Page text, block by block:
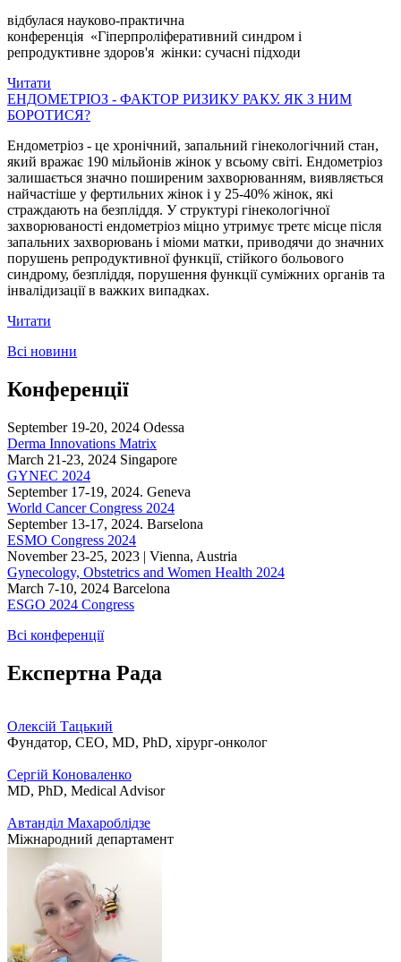
відбулася науково-практична
конференція «Гіперпроліферативний синдром і
репродуктивне здоров'я жінки: сучасні підходи
Читати
ЕНДОМЕТРІОЗ - ФАКТОР РИЗИКУ РАКУ. ЯК З НИМ
БОРОТИСЯ?
Ендометріоз - це хронічний, запальний гінекологічний стан,
який вражає 190 мільйонів жінок у всьому світі. Ендометріоз
залишається значно поширеним захворюванням, виявляється
найчастіше у фертильних жінок і у 25-40% жінок, які
страждають на безпліддя. У структурі гінекологічної
захворюваності ендометріоз міцно утримує третє місце після
запальних захворювань і міоми матки, приводячи до значних
порушень репродуктивної функції, стійкого больового
синдрому, безпліддя, порушення функції суміжних органів та
інвалідизації в важких випадках.
Читати
Всі новини
Конференції
September 19-20, 2024 Odessa
Derma Innovations Matrix
March 21-23, 2024 Singapore
GYNEC 2024
September 17-19, 2024. Geneva
World Cancer Congress 2024
September 13-17, 2024. Barselona
ESMO Congress 2024
November 23-25, 2023 | Vienna, Austria
Gynecology, Obstetrics and Women Health 2024
March 7-10, 2024 Barcelona
ESGO 2024 Congress
Всі конференції
Експертна Рада
Олексій Тацький
Фундатор, CEO, MD, PhD, хірург-онколог
Сергій Коноваленко
MD, PhD, Medical Advisor
Автанділ Махароблідзе
Міжнародний департамент